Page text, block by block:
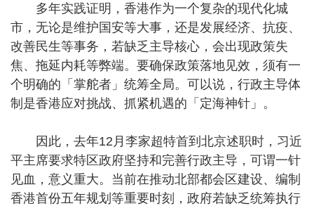
多年实践证明，香港作为一个复杂的现代化城
市，无论是维护国安等大事，还是发展经济、抗疫、
改善民生等事务，若缺乏主导核心，会出现政策失
焦、拖延内耗等弊端。要确保政策落地见效，须有一
个明确的「掌舵者」统筹全局。可以说，行政主导体
制是香港应对挑战、抓紧机遇的「定海神针」。
因此，去年12月李家超特首到北京述职时，习近
平主席要求特区政府坚持和完善行政主导，可谓一针
见血，意义重大。当前在推动北部都会区建设、编制
香港首份五年规划等重要时刻，政府若缺乏统筹执行